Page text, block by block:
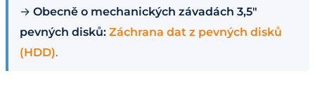
→ Obecně o mechanických závadách 3,5"
pevných disků: Záchrana dat z pevných disků
(HDD).